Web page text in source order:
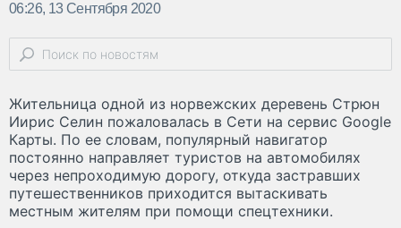
06:26, 13 Сентября 2020
Жительница одной из норвежских деревень Стрюн
Иирис Селин пожаловалась в Сети на сервис Google
Карты. По ее словам, популярный навигатор
постоянно направляет туристов на автомобилях
через непроходимую дорогу, откуда застравших
путешественников приходится вытаскивать
местным жителям при помощи спецтехники.